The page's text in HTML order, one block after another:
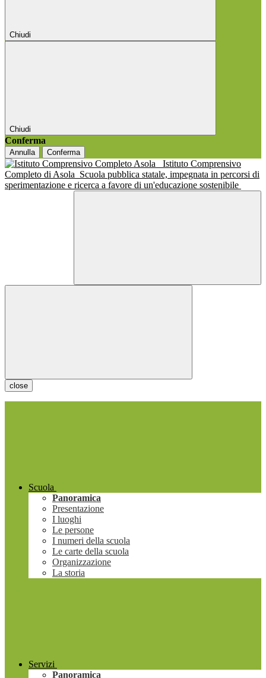
Chiudi
Chiudi
Conferma
Annulla Conferma
Istituto Comprensivo
Completo di Asola Scuola pubblica statale, impegnata in percorsi di
sperimentazione e ricerca a favore di un'educazione sostenibile
close
Scuola
Panoramica
Presentazione
I luoghi
Le persone
I numeri della scuola
Le carte della scuola
Organizzazione
La storia
Servizi
Panoramica